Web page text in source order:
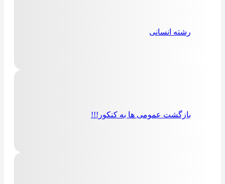
رشته انسانی
بازگشت عمومی ها به کنکور!!!